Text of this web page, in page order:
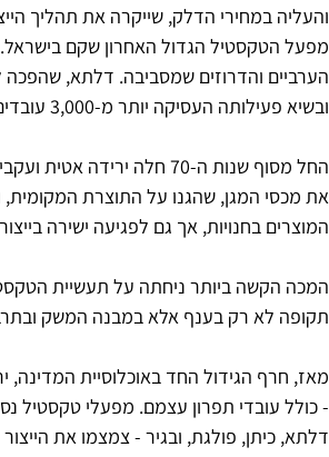
מפעל הטקסטיל הגדול האחרון שקם
הערביים והדרוזים שמסביבה. דלתא, שהפכה
ובשיא פעילותה העסיקה יותר מ-3,000 עובדים במתפרות בישראל.
את מכסי המגן, שהגנו על התוצרת המקומית,
המוצרים בחנויות, אך גם לפגיעה ישירה
תקופה לא רק בענף אלא במבנה המשק
- כולל עובדי תפרון עצמם. מפעלי טקסטיל
דלתא, כיתן, פולגת, ובגיר - צמצמו את